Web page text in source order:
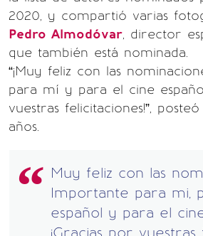
2020, y compartió varias
Pedro Almodóvar, director
que también está nominada.
“¡Muy feliz con las
para mí y para el cine
vuestras felicitaciones!”,
años.
Muy feliz con las
Importante para mi,
español y para el
¡Gracias por vuestras